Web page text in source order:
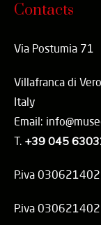
Contacts
Via Postumia 71
Villafranca di
Italy
Email:
T. +39 045
P.iva
P.iva